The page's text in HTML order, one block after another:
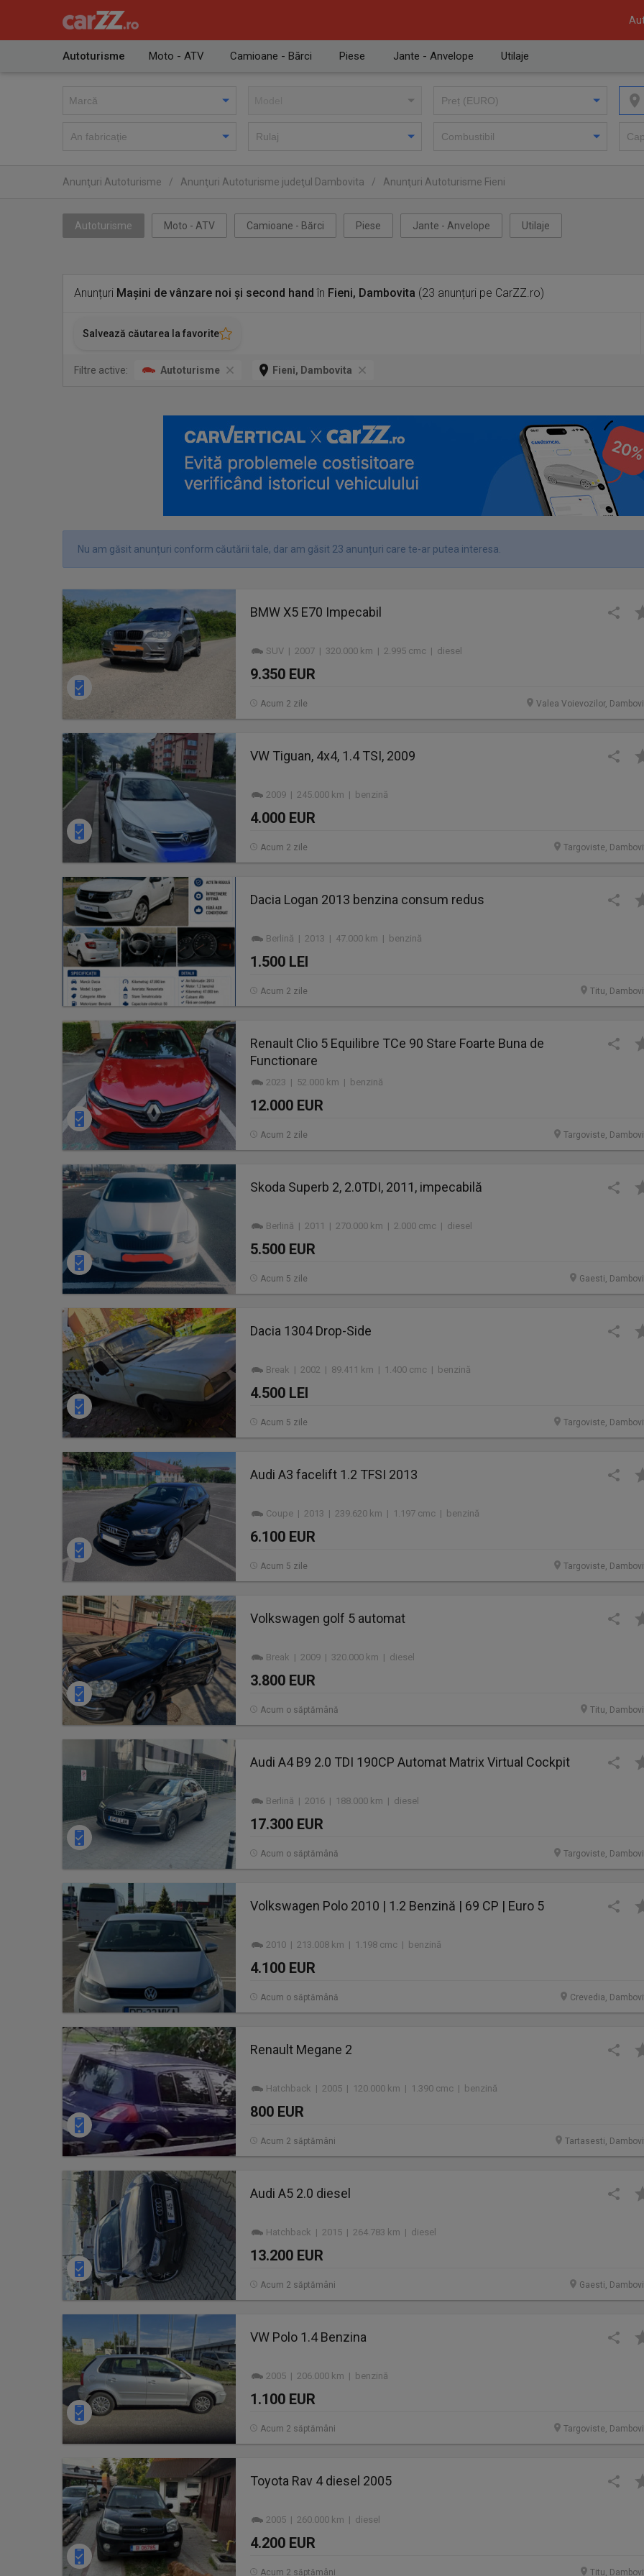
Autoturisme Moto - ATV Camioane - Bărci Piese Jante - Anvelope Utilaje
Anunţuri Autoturisme / Anunţuri Autoturisme judeţul Dambovita / Anunţuri Autoturisme Fieni
Autoturisme Moto - ATV Camioane - Bărci Piese Jante - Anvelope Utilaje
Anunțuri Mașini de vânzare noi și second hand în Fieni, Dambovita (23 anunțuri pe CarZZ.ro)
Salvează căutarea la favorite
Filtre active: Autoturisme Fieni, Dambovita
Nu am găsit anunțuri conform căutării tale, dar am găsit 23 anunțuri care te-ar putea interesa.
BMW X5 E70 Impecabil
SUV | 2007 | 320.000 km | 2.995 cmc | diesel
9.350 EUR
Valea Voievozilor,
Acum 2 zile
VW Tiguan, 4x4, 1.4 TSI, 2009
2009 | 245.000 km | benzină
4.000 EUR
Targoviste,
Acum 2 zile
Dacia Logan 2013 benzina consum redus
Berlină | 2013 | 47.000 km | benzină
1.500 LEI
Titu,
Acum 2 zile
Renault Clio 5 Equilibre TCe 90 Stare Foarte Buna de
Functionare
2023 | 52.000 km | benzină
12.000 EUR
Targoviste,
Acum 2 zile
Skoda Superb 2, 2.0TDI, 2011, impecabilă
Berlină | 2011 | 270.000 km | 2.000 cmc | diesel
5.500 EUR
Gaesti,
Acum 5 zile
Dacia 1304 Drop-Side
Break | 2002 | 89.411 km | 1.400 cmc | benzină
4.500 LEI
Targoviste,
Acum 5 zile
Audi A3 facelift 1.2 TFSI 2013
Coupe | 2013 | 239.620 km | 1.197 cmc | benzină
6.100 EUR
Targoviste,
Acum 5 zile
Volkswagen golf 5 automat
Break | 2009 | 320.000 km | diesel
3.800 EUR
Titu,
Acum o săptămână
Audi A4 B9 2.0 TDI 190CP Automat Matrix Virtual Cockpit
Berlină | 2016 | 188.000 km | diesel
17.300 EUR
Targoviste,
Acum o săptămână
Volkswagen Polo 2010 | 1.2 Benzină | 69 CP | Euro 5
2010 | 213.008 km | 1.198 cmc | benzină
4.100 EUR
Crevedia,
Acum o săptămână
Renault Megane 2
Hatchback | 2005 | 120.000 km | 1.390 cmc | benzină
800 EUR
Tartasesti,
Acum 2 săptămâni
Audi A5 2.0 diesel
Hatchback | 2015 | 264.783 km | diesel
13.200 EUR
Gaesti,
Acum 2 săptămâni
VW Polo 1.4 Benzina
2005 | 206.000 km | benzină
1.100 EUR
Targoviste,
Acum 2 săptămâni
Toyota Rav 4 diesel 2005
2005 | 260.000 km | diesel
4.200 EUR
Titu,
Acum 2 săptămâni